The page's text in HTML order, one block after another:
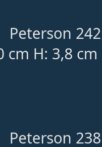
Peterson
cm H: 3,8
Peterson